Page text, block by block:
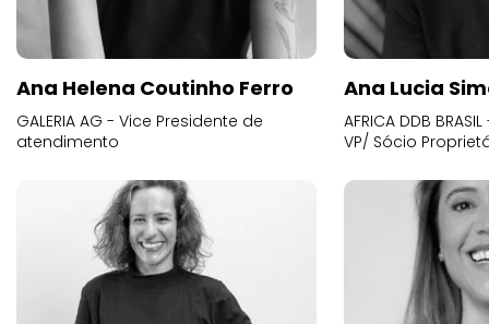
Ana Helena Coutinho Ferro
GALERIA AG - Vice Presidente de
atendimento
Ana Lucia
AFRICA DDB
VP/ Sócio